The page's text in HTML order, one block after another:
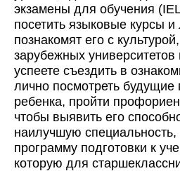
экзамены для обучения
посетить языковые курсы
познакомят его с
зарубежных
успеете съездить в
лично посмотреть будущие
ребенка, пройти
чтобы выявить его
наилучшую специальность,
программу подготовки к
которую для